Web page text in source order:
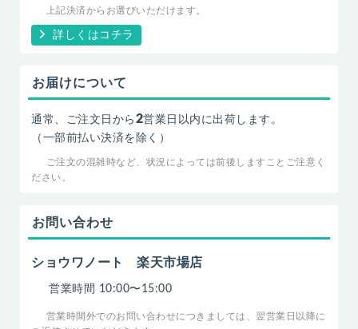
上記決済からお選びいただけます。
詳しくはコチラ
お届けについて
通常、ご注文日から 2営業日以内に出荷します。
（一部前払い決済を除く）
ご注文の混雑時など、状況によっては前後しますことご注意く
ださい。
お問い合わせ
ショウワノート 楽天市場店
営業時間 10:00〜15:00
営業時間外でのお問い合わせにつきましては、翌営業日以降に